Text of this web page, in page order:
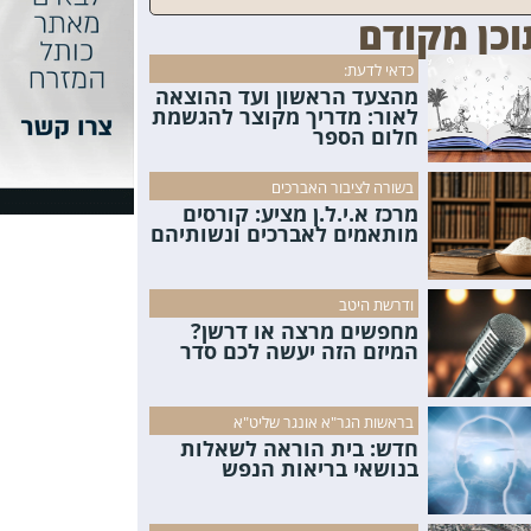
מקודם
כדאי לדעת:
מהצעד הראשון ועד ההוצאה
לאור: מדריך מקוצר להגשמת
חלום הספר
בשורה לציבור האברכים
מרכז א.י.ל.ן מציע: קורסים
מותאמים לאברכים ונשותיהם
ודרשת היטב
מחפשים מרצה או דרשן?
המיזם הזה יעשה לכם סדר
בראשות הגר"א אונגר שליט"א
חדש: בית הוראה לשאלות
בנושאי בריאות הנפש